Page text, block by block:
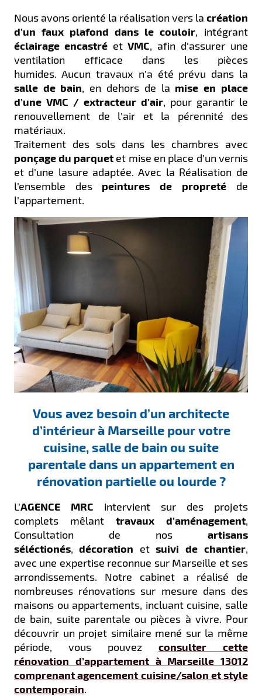
Nous avons orienté la réalisation vers la création
d’un faux plafond dans le couloir, intégrant
éclairage encastré et VMC, afin d'assurer une
ventilation efficace dans les pièces
humides. Aucun travaux n’a été prévu dans la
salle de bain, en dehors de la mise en place
d’une VMC / extracteur d’air, pour garantir le
renouvellement de l’air et la pérennité des
matériaux.
Traitement des sols dans les chambres avec
ponçage du parquet et mise en place d’un vernis
et d’une lasure adaptée. Avec la Réalisation de
l’ensemble des peintures de propreté de
l’appartement.
Vous avez besoin d’un architecte
d’intérieur à Marseille pour votre
cuisine, salle de bain ou suite
parentale dans un appartement en
rénovation partielle ou lourde ?
L’AGENCE MRC intervient sur des projets
complets mêlant travaux d’aménagement,
Consultation de nos artisans
séléctionés, décoration et suivi de chantier,
avec une expertise reconnue sur Marseille et ses
arrondissements. Notre cabinet a réalisé de
nombreuses rénovations sur mesure dans des
maisons ou appartements, incluant cuisine, salle
de bain, suite parentale ou pièces à vivre. Pour
découvrir un projet similaire mené sur la même
période, vous pouvez consulter cette
rénovation d’appartement à Marseille 13012
comprenant agencement cuisine/salon et style
contemporain.